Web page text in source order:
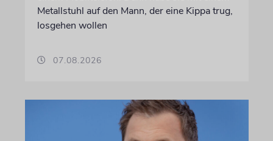
Metallstuhl auf den Mann, der eine Kippa trug,
losgehen wollen
07.08.2026